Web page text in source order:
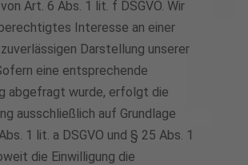
Art. 6 Abs. 1 lit. f DSGVO. Wir
Interesse an einer
Darstellung unserer
eine entsprechende
abgefragt wurde, erfolgt die
ausschließlich auf Grundlage
1 lit. a DSGVO und § 25 Abs. 1
die Einwilligung die